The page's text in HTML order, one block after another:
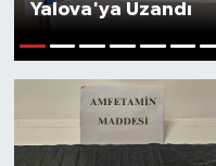
Yalova'ya Uzandı
ULUSAL
İLÇELERİMİZ